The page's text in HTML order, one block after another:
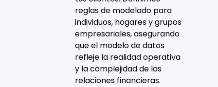
reglas de modelado para
individuos, hogares y grupos
empresariales, asegurando
que el modelo de datos
refleje la realidad operativa
y la complejidad de las
relaciones financieras.